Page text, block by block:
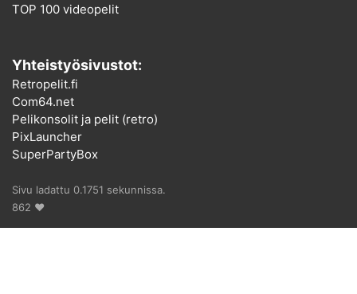
TOP 100 videopelit
Yhteistyösivustot:
Retropelit.fi
Com64.net
Pelikonsolit ja pelit (retro)
PixLauncher
SuperPartyBox
Sivu ladattu 0.1751 sekunnissa.
862 ♥